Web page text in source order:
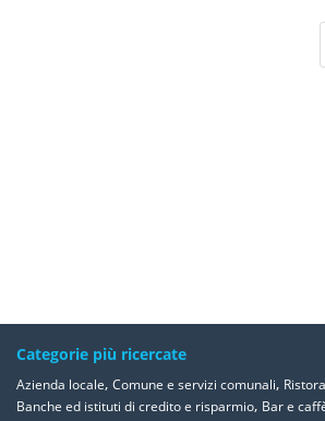
Categorie più ricercate
Azienda locale, Comune e servizi comunali,
Banche ed istituti di credito e risparmio, Bar e